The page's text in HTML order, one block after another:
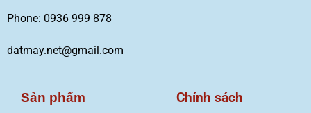
Phone: 0936 999 878
datmay.net@gmail.com
Sản phẩm Chính sách